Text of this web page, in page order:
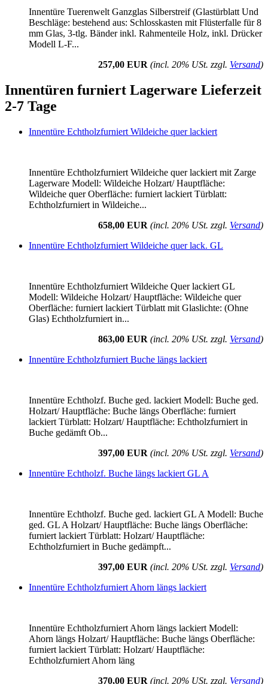
Innentüre Tuerenwelt Ganzglas Silberstreif (Glastürblatt Und
Beschläge: bestehend aus: Schlosskasten mit Flüsterfalle für 8
mm Glas, 3-tlg. Bänder inkl. Rahmenteile Holz, inkl. Drücker
Modell L-F...
257,00 EUR (incl. 20% USt. zzgl. Versand)
Innentüren furniert Lagerware Lieferzeit
2-7 Tage
Innentüre Echtholzfurniert Wildeiche quer lackiert
Innentüre Echtholzfurniert Wildeiche quer lackiert mit Zarge
Lagerware Modell: Wildeiche Holzart/ Hauptfläche:
Wildeiche quer Oberfläche: furniert lackiert Türblatt:
Echtholzfurniert in Wildeiche...
658,00 EUR (incl. 20% USt. zzgl. Versand)
Innentüre Echtholzfurniert Wildeiche quer lack. GL
Innentüre Echtholzfurniert Wildeiche Quer lackiert GL
Modell: Wildeiche Holzart/ Hauptfläche: Wildeiche quer
Oberfläche: furniert lackiert Türblatt mit Glaslichte: (Ohne
Glas) Echtholzfurniert in...
863,00 EUR (incl. 20% USt. zzgl. Versand)
Innentüre Echtholzfurniert Buche längs lackiert
Innentüre Echtholzf. Buche ged. lackiert Modell: Buche ged.
Holzart/ Hauptfläche: Buche längs Oberfläche: furniert
lackiert Türblatt: Holzart/ Hauptfläche: Echtholzfurniert in
Buche gedämft Ob...
397,00 EUR (incl. 20% USt. zzgl. Versand)
Innentüre Echtholzf. Buche längs lackiert GL A
Innentüre Echtholzf. Buche ged. lackiert GL A Modell: Buche
ged. GL A Holzart/ Hauptfläche: Buche längs Oberfläche:
furniert lackiert Türblatt: Holzart/ Hauptfläche:
Echtholzfurniert in Buche gedämpft...
397,00 EUR (incl. 20% USt. zzgl. Versand)
Innentüre Echtholzfurniert Ahorn längs lackiert
Innentüre Echtholzfurniert Ahorn längs lackiert Modell:
Ahorn längs Holzart/ Hauptfläche: Buche längs Oberfläche:
furniert lackiert Türblatt: Holzart/ Hauptfläche:
Echtholzfurniert Ahorn läng
370,00 EUR (incl. 20% USt. zzgl. Versand)